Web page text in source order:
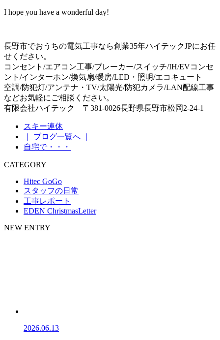
I hope you have a wonderful day!
長野市でおうちの電気工事なら創業35年ハイテックJPにお任
せください。
コンセント/エアコン工事/ブレーカー/スイッチ/IH/EVコンセ
ント/インターホン/換気扇/暖房/LED・照明/エコキュート
空調/防犯灯/アンテナ・TV/太陽光/防犯カメラ/LAN配線工事
などお気軽にご相談ください。
有限会社ハイテック 〒381-0026長野県長野市松岡2-24-1
スキー連休
｜ ブログ一覧へ ｜
自宅で・・・
CATEGORY
Hitec GoGo
スタッフの日常
工事レポート
EDEN ChristmasLetter
NEW ENTRY
2026.06.13